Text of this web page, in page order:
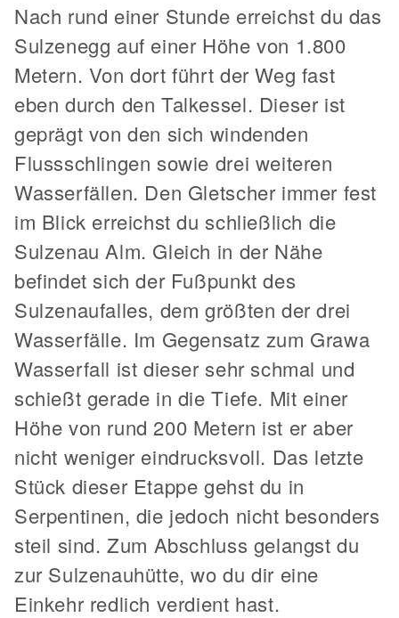
Nach rund einer Stunde erreichst du das
Sulzenegg auf einer Höhe von 1.800
Metern. Von dort führt der Weg fast
eben durch den Talkessel. Dieser ist
geprägt von den sich windenden
Flussschlingen sowie drei weiteren
Wasserfällen. Den Gletscher immer fest
im Blick erreichst du schließlich die
Sulzenau Alm. Gleich in der Nähe
befindet sich der Fußpunkt des
Sulzenaufalles, dem größten der drei
Wasserfälle. Im Gegensatz zum Grawa
Wasserfall ist dieser sehr schmal und
schießt gerade in die Tiefe. Mit einer
Höhe von rund 200 Metern ist er aber
nicht weniger eindrucksvoll. Das letzte
Stück dieser Etappe gehst du in
Serpentinen, die jedoch nicht besonders
steil sind. Zum Abschluss gelangst du
zur Sulzenauhütte, wo du dir eine
Einkehr redlich verdient hast.